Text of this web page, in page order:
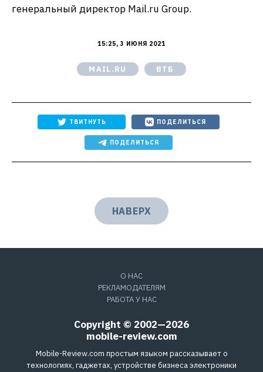
генеральный директор Mail.ru Group.
15:25, 3 ИЮНЯ 2021
MAIL.RU ВТБ
ТВИТНУТЬ ПОДЕЛИТЬСЯ
ПОДЕЛИТЬСЯ
НАВЕРХ
О НАС
РЕКЛАМОДАТЕЛЯМ
РАБОТА У НАС
Copyright © 2002—2026
mobile-review.com
Mobile-Review.com простым языком рассказывает о
технологиях, гаджетах, устройстве бизнеса электроники